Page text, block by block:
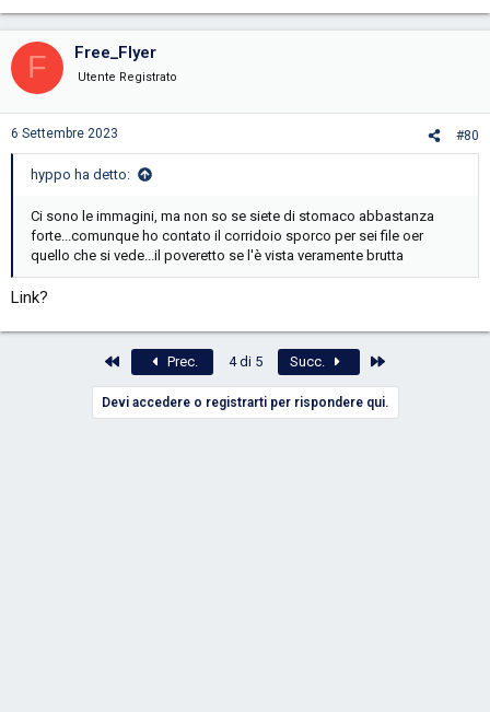
F Free_Flyer
Utente Registrato
6 Settembre 2023 #80
hyppo ha detto:
Ci sono le immagini, ma non so se siete di stomaco abbastanza
forte...comunque ho contato il corridoio sporco per sei file oer
quello che si vede...il poveretto se l'è vista veramente brutta
Link?
Primo Prec. 4 di 5 Succ.
Devi accedere o registrarti per rispondere qui.